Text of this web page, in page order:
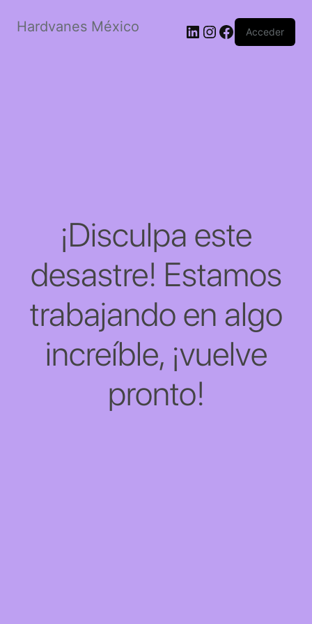
Hardvanes México LinkedIn
Instagram
Facebook
Acceder
¡Disculpa este
desastre! Estamos
trabajando en algo
increíble, ¡vuelve
pronto!